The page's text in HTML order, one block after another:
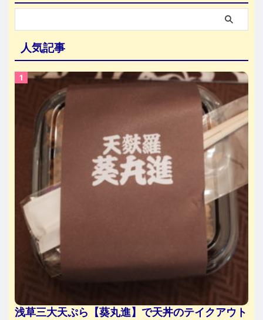
人気記事
浅草三大天ぷら【葵丸進】で天丼のテイクアウト